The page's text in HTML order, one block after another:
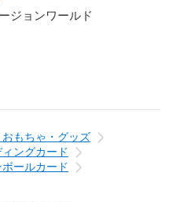
ジョンワールド
もちゃ・グッズ
ィングカード
ボールカード